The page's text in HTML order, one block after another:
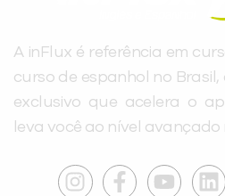
A inFlux é referência em
curso de espanhol no
exclusivo que acelera o
leva você ao nível avançado